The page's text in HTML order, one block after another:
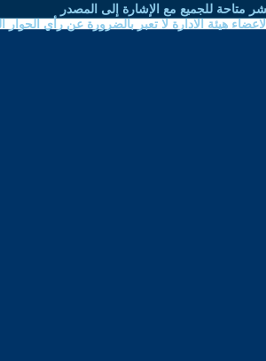
متاحة للجميع مع الإشارة إلى المصدر
هيئة الادارة لا تعبر بالضرورة عن رأي الحوار